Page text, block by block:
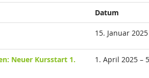
Datum
15. Januar
Neuer Kursstart 1.
1. April 2025 –